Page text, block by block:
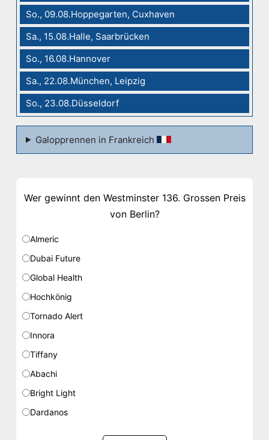
So., 09.08.Hoppegarten, Cuxhaven
Sa., 15.08.Halle, Saarbrücken
So., 16.08.Hannover
Sa., 22.08.München, Leipzig
So., 23.08.Düsseldorf
Galopprennen in Frankreich
Wer gewinnt den Westminster 136. Grossen Preis
von Berlin?
Almeric
Dubai Future
Global Health
Hochkönig
Tornado Alert
Innora
Tiffany
Abachi
Bright Light
Dardanos